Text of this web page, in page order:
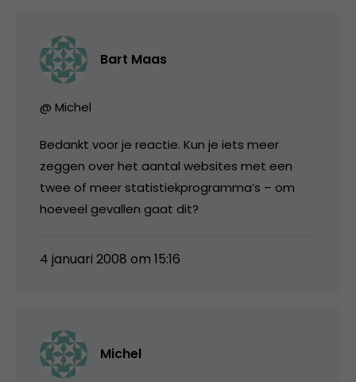
Bart Maas
@ Michel
Bedankt voor je reactie. Kun je iets meer
zeggen over het aantal websites met een
twee of meer statistiekprogramma’s – om
hoeveel gevallen gaat dit?
4 januari 2008 om 15:16
Michel